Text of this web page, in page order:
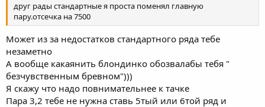
друг рады стандартные я проста поменял главную
пару.отсечка на 7500
Может из за недостатков стандартного ряда тебе
незаметно
А вообще какаянить блондинко обозвалабы тебя "
безчувственным бревном")))
Я скажу что надо повнимательнее к тачке
Пара 3,2 тебе не нужна ставь 5тый или 6той ряд и